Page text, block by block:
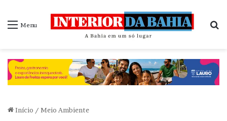
Menu
Início / Meio Ambiente